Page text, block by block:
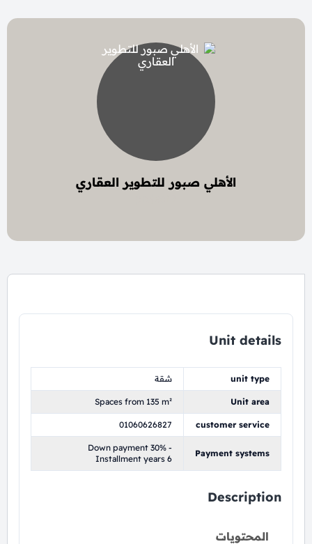
الأهلي صبور للتطوير العقاري
Unit details
unit type شقة
Unit area
Spaces from 135 m²
customer service
01060626827
Payment systems
Down payment 30% -
Installment years 6
Description
المحتويات